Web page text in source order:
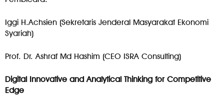
Iggi H.Achsien (Sekretaris Jenderal Masyarakat Ekonomi
Syariah)
Prof. Dr. Ashraf Md Hashim (CEO ISRA Consulting)
Digital Innovative and Analytical Thinking for Competitive
Edge